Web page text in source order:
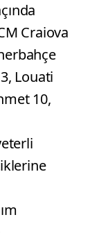
Craiova
Louati
10,